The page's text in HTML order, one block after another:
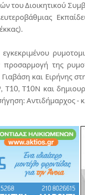
του Διοικητικού
προσαρμογή της
και Ειρήνης
Τ10, Τ10Ν και
Αντιδήμαρχος -